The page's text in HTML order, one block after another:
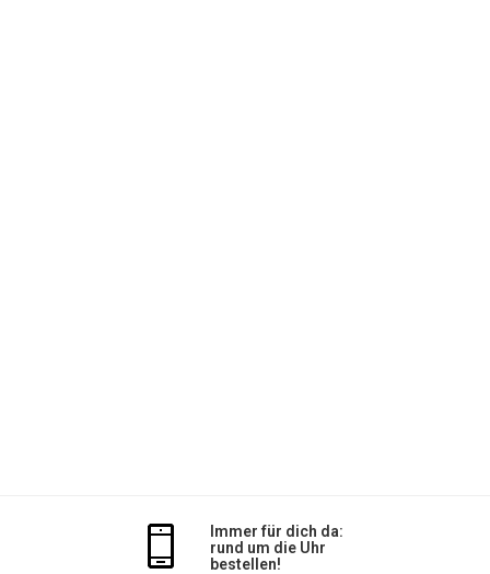
Immer für dich da:
rund um die Uhr
bestellen!